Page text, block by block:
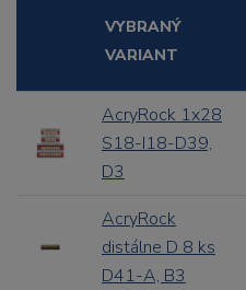
VYBRANÝ
VARIANT
AcryRock 1x28
S18-I18-D39,
D3
AcryRock
distálne D 8 ks
D41-A, B3